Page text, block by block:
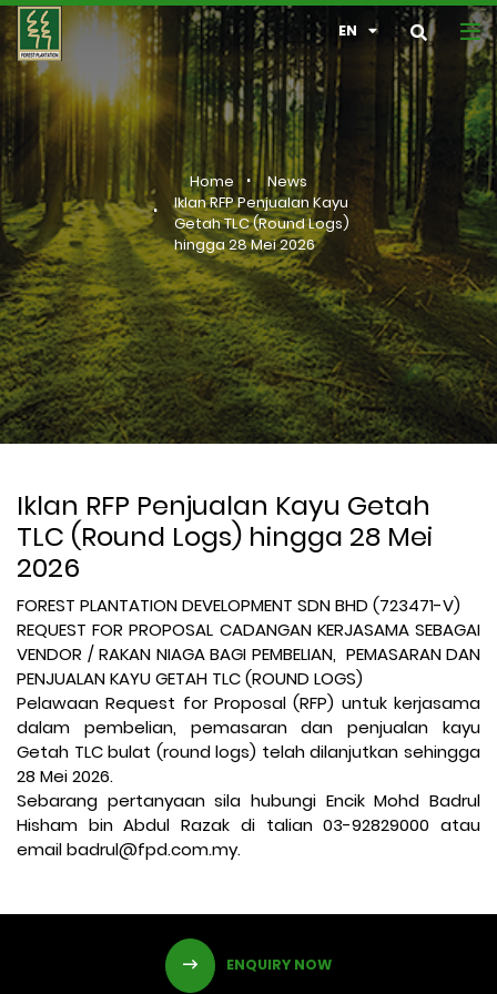
EN
Home
News
Iklan RFP Penjualan Kayu
Getah TLC (Round Logs)
hingga 28 Mei 2026
Iklan RFP Penjualan Kayu Getah
TLC (Round Logs) hingga 28 Mei
2026
FOREST PLANTATION DEVELOPMENT SDN BHD (723471-V)
REQUEST FOR PROPOSAL CADANGAN KERJASAMA SEBAGAI
VENDOR / RAKAN NIAGA BAGI PEMBELIAN, PEMASARAN DAN
PENJUALAN KAYU GETAH TLC (ROUND LOGS)
Pelawaan Request for Proposal (RFP) untuk kerjasama
dalam pembelian, pemasaran dan penjualan kayu
Getah TLC bulat (round logs) telah dilanjutkan sehingga
28 Mei 2026.
Sebarang pertanyaan sila hubungi Encik Mohd Badrul
Hisham bin Abdul Razak di talian 03-92829000 atau
email badrul@fpd.com.my.
ENQUIRY NOW